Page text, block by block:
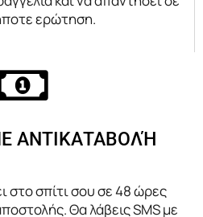
ερώτηση.
ΑΝΤΙΚΑΤΑΒΟΛΉ
στο σπίτι σου σε 48 ώρες
Θα λάβεις SMS με